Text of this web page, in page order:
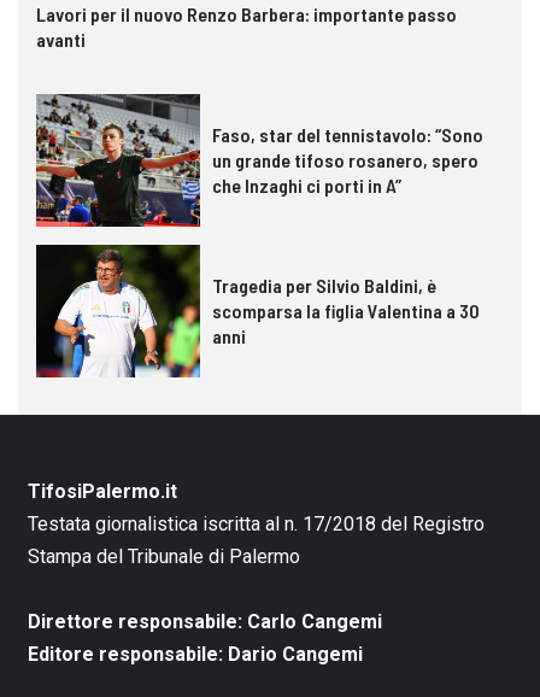
Lavori per il nuovo Renzo Barbera: importante passo
avanti
Faso, star del tennistavolo: “Sono
un grande tifoso rosanero, spero
che Inzaghi ci porti in A”
Tragedia per Silvio Baldini, è
scomparsa la figlia Valentina a 30
anni
TifosiPalermo.it
Testata giornalistica iscritta al n. 17/2018 del Registro
Stampa del Tribunale di Palermo
Direttore responsabile: Carlo Cangemi
Editore responsabile: Dario Cangemi